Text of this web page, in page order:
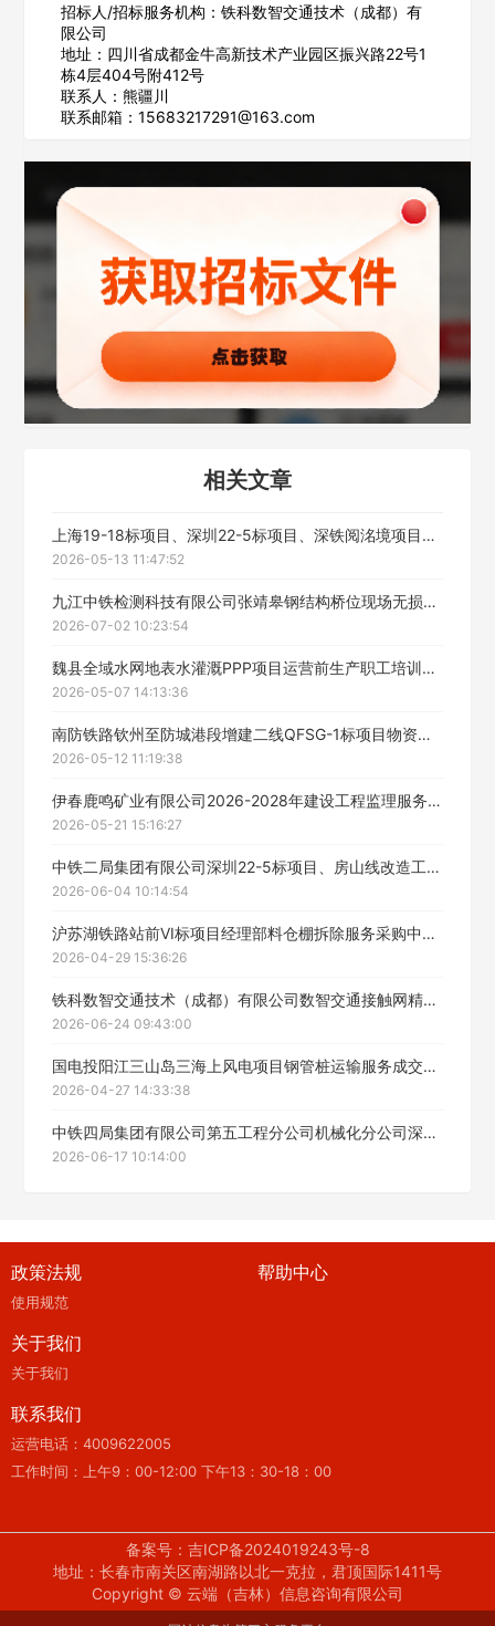
招标人/招标服务机构：铁科数智交通技术（成都）有
限公司
地址：四川省成都金牛高新技术产业园区振兴路22号1
栋4层404号附412号
联系人：熊疆川
联系邮箱：15683217291@163.com
相关文章
上海19-18标项目、深圳22-5标项目、深铁阅洺境项目设备租赁服务中标公示
2026-05-13 11:47:52
九江中铁检测科技有限公司张靖皋钢结构桥位现场无损检测服务中标候选人公示
2026-07-02 10:23:54
魏县全域水网地表水灌溉PPP项目运营前生产职工培训服务采购中标候选人公示
2026-05-07 14:13:36
南防铁路钦州至防城港段增建二线QFSG-1标项目物资运输服务采购成交候选人公示
2026-05-12 11:19:38
伊春鹿鸣矿业有限公司2026-2028年建设工程监理服务项目中标候选人公示
2026-05-21 15:16:27
中铁二局集团有限公司深圳22-5标项目、房山线改造工程项目、福州地铁2号线工程项目、深圳22-5标项目车辆段设备租赁服务采购中标候选人公示
2026-06-04 10:14:54
沪苏湖铁路站前VI标项目经理部料仓棚拆除服务采购中标公示
2026-04-29 15:36:26
铁科数智交通技术（成都）有限公司数智交通接触网精测精调检测辅助技术服务公开招标采购中标候选人公示
2026-06-24 09:43:00
国电投阳江三山岛三海上风电项目钢管桩运输服务成交结果公示
2026-04-27 14:33:38
中铁四局集团有限公司第五工程分公司机械化分公司深圳东部过境项目箱梁运输安装服务中标候选人公示
2026-06-17 10:14:00
政策法规
使用规范
帮助中心
关于我们
关于我们
联系我们
运营电话：4009622005
工作时间：上午9：00-12:00 下午13：30-18：00
备案号：吉ICP备2024019243号-8
地址：长春市南关区南湖路以北一克拉，君顶国际1411号
Copyright © 云端（吉林）信息咨询有限公司
公司所在地
请选择省市
联系方式
填写联系电话后会有服务中心的工作人员给您致电！